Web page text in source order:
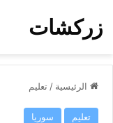
زركشات
الرئيسية / تعليم
تعليم سوريا